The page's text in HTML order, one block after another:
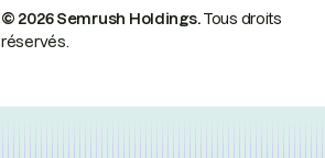
© 2026 Semrush Holdings.Tous droits
réservés.